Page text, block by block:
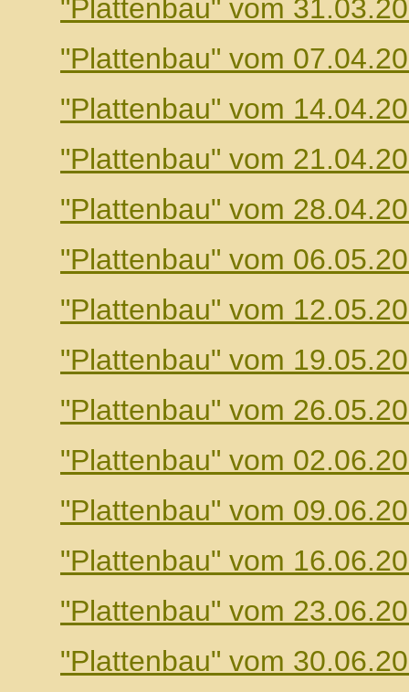
"Plattenbau" vom
"Plattenbau" vom
"Plattenbau" vom
"Plattenbau" vom
"Plattenbau" vom
"Plattenbau" vom
"Plattenbau" vom
"Plattenbau" vom
"Plattenbau" vom
"Plattenbau" vom
"Plattenbau" vom
"Plattenbau" vom
"Plattenbau" vom
"Plattenbau" vom